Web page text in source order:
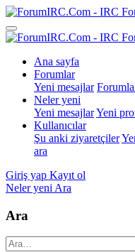
Ana sayfa
Forumlar
Yeni mesajlar
Neler yeni
Yeni mesajlarYeni
Kullanıcılar
Şu anki ziyaretçiler
ara
Giriş yap Kayıt ol
Neler yeni Ara
Ara